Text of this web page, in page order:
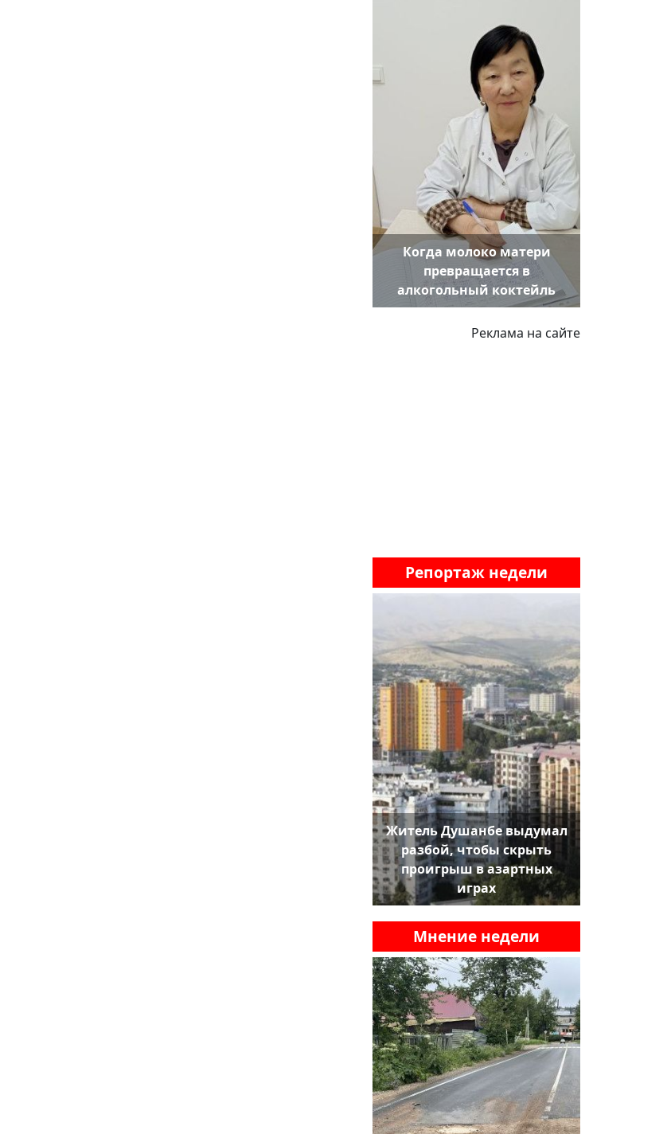
Когда молоко матери
превращается в
алкогольный коктейль
Реклама на сайте
Репортаж недели
Житель Душанбе выдумал
разбой, чтобы скрыть
проигрыш в азартных
играх
Мнение недели